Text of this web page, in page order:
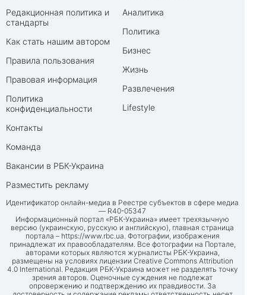
Редакционная политика и
стандарты
Как стать нашим автором
Правила пользования
Правовая информация
Политика
конфиденциальности
Контакты
Команда
Вакансии в РБК-Украина
Разместить рекламу
Аналитика
Политика
Бизнес
Жизнь
Развлечения
Lifestyle
Идентификатор онлайн-медиа в Реестре субъектов в сфере медиа
— R40-05347
Информационный портал «РБК-Украина» имеет трехязычную
версию (украинскую, русскую и английскую), главная страница
портала – https://www.rbc.ua. Фотографии, изображения
принадлежат их правообладателям. Все фотографии на Портале,
авторами которых являются журналисты РБК-Украина,
размещены на условиях лицензии Creative Commons Attribution
4.0 International. Редакция РБК-Украина может не разделять точку
зрения авторов. Оценочные суждения не подлежат
опровержению и подтверждению их правдивости. За